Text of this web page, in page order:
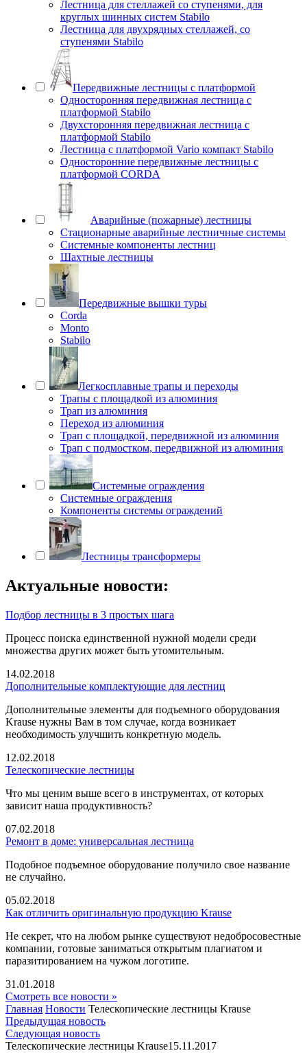
Лестница для стеллажей со ступенями, для
круглых шинных систем Stabilo
Лестница для двухрядных стеллажей, со
ступенями Stabilo
Передвижные лестницы с платформой
Односторонняя передвижная лестница с
платформой Stabilo
Двухсторонняя передвижная лестница с
платформой Stabilo
Лестница с платформой Vario компакт Stabilo
Односторонние передвижные лестницы с
платформой CORDA
Аварийные (пожарные) лестницы
Стационарные аварийные лестничные системы
Системные компоненты лестниц
Шахтные лестницы
Передвижные вышки туры
Corda
Monto
Stabilo
Легкосплавные трапы и переходы
Трапы с площадкой из алюминия
Трап из алюминия
Переход из алюминия
Трап с площадкой, передвижной из алюминия
Трап с подмостком, передвижной из алюминия
Системные ограждения
Системные ограждения
Компоненты системы ограждений
Лестницы трансформеры
Актуальные новости:
Подбор лестницы в 3 простых шага
Процесс поиска единственной нужной модели среди
множества других может быть утомительным.
14.02.2018
Дополнительные комплектующие для лестниц
Дополнительные элементы для подъемного оборудования
Krause нужны Вам в том случае, когда возникает
необходимость улучшить конкретную модель.
12.02.2018
Телескопические лестницы
Что мы ценим выше всего в инструментах, от которых
зависит наша продуктивность?
07.02.2018
Ремонт в доме: универсальная лестница
Подобное подъемное оборудование получило свое название
не случайно.
05.02.2018
Как отличить оригинальную продукцию Krause
Не секрет, что на любом рынке существуют недобросовестные
компании, готовые заниматься открытым плагиатом и
паразитированием на чужом логотипе.
31.01.2018
Смотреть все новости »
Главная Новости Телескопические лестницы Krause
Предыдущая новость
Следующая новость
Телескопические лестницы Krause15.11.2017